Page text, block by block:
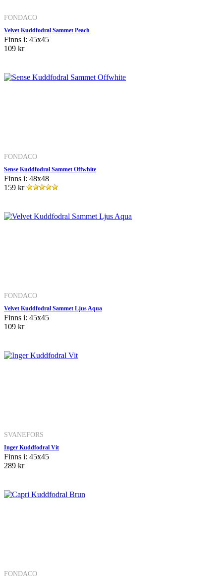
FONDACO
Velvet Kuddfodral Sammet Peach
Finns i: 45x45
109 kr
FONDACO
Sense Kuddfodral Sammet Offwhite
Finns i: 48x48
159 kr
FONDACO
Velvet Kuddfodral Sammet Ljus Aqua
Finns i: 45x45
109 kr
SVANEFORS
Inger Kuddfodral Vit
Finns i: 45x45
289 kr
FONDACO